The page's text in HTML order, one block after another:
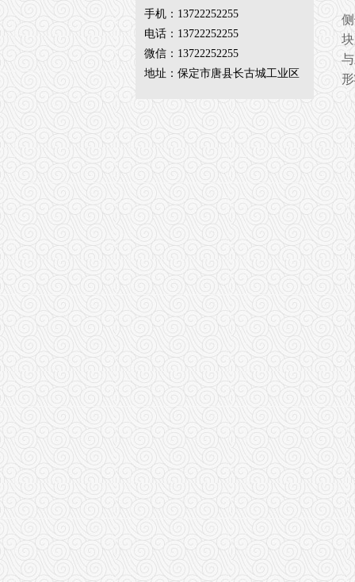
手机：13722252255
电话：13722252255
微信：13722252255
地址：保定市唐县长古城工业区